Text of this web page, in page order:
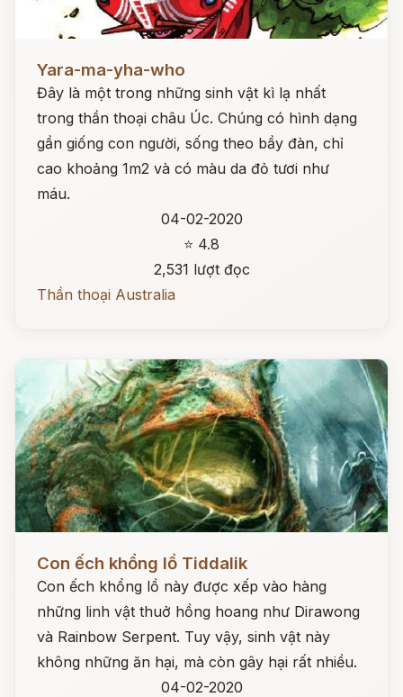
Yara-ma-yha-who
Đây là một trong những sinh vật kì lạ nhất
trong thần thoại châu Úc. Chúng có hình dạng
gần giống con người, sống theo bầy đàn, chỉ
cao khoảng 1m2 và có màu da đỏ tươi như
máu.
04-02-2020
⭐ 4.8
2,531 lượt đọc
Thần thoại Australia
Con ếch khổng lồ Tiddalik
Con ếch khổng lồ này được xếp vào hàng
những linh vật thuở hồng hoang như Dirawong
và Rainbow Serpent. Tuy vậy, sinh vật này
không những ăn hại, mà còn gây hại rất nhiều.
04-02-2020